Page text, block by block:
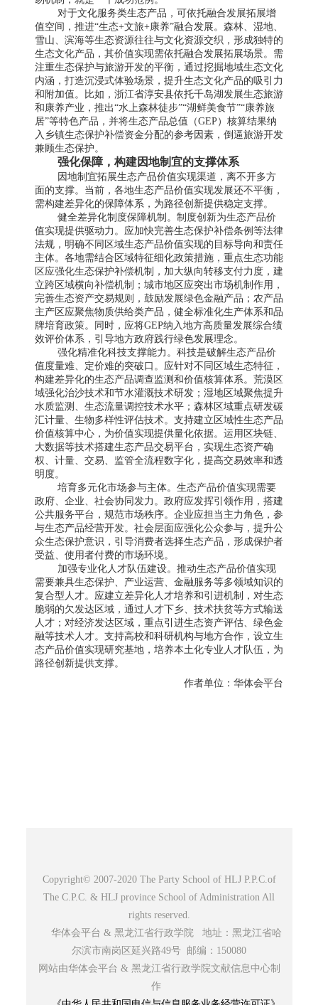
对于文化服务类生态产品，可依托融合发展拓展增
值空间，推进“生态+文旅+康养”融合发展。森林、湿地、
雪山、滨海等生态资源往往与文化资源交织，形成独特的
生态文化产品，其价值实现需依托融合发展拓展场景。需
注重生态保护与旅游开发的平衡，通过挖掘地域生态文化
内涵，打造沉浸式体验场景，提升生态文化产品的吸引力
和附加值。比如，浙江省淳安县依托千岛湖发展生态旅游
和康养产业，推出“水上森林徒步”“湖鲜美食节”“康养旅
居”等特色产品，并将生态产品总值（GEP）核算结果纳
入乡镇生态保护补偿资金分配的参考因素，倒逼旅游开发
兼顾生态保护。
强化保障，构建因地制宜的支撑体系
因地制宜拓展生态产品价值实现渠道，离不开多方
面的支撑。当前，各地生态产品价值实现发展还不平衡，
需构建差异化的保障体系，为路径创新提供稳定支撑。
健全差异化制度保障机制。制度创新为生态产品价
值实现提供驱动力。应加快完善生态保护补偿条例等法律
法规，明确不同区域生态产品价值实现的目标导向和责任
主体。各地需结合区域特征细化政策措施，重点生态功能
区应强化生态保护补偿机制，加大纵向转移支付力度，建
立跨区域横向补偿机制；城市地区应突出市场机制作用，
完善生态资产交易规则，鼓励发展绿色金融产品；农产品
主产区应聚焦物质供给类产品，健全标准化生产体系和品
牌培育政策。同时，应将GEP纳入地方高质量发展综合绩
效评价体系，引导地方政府践行绿色发展理念。
强化精准化科技支撑能力。科技是破解生态产品价
值度量难、定价难的突破口。应针对不同区域生态特征，
构建差异化的生态产品调查监测和价值核算体系。荒漠区
域强化治沙技术和节水灌溉技术研发；湿地区域聚焦提升
水质监测、生态流量调控技术水平；森林区域重点研发碳
汇计量、生物多样性评估技术。支持建立区域性生态产品
价值核算中心，为价值实现提供量化依据。运用区块链、
大数据等技术搭建生态产品交易平台，实现生态资产确
权、计量、交易、监管全流程数字化，提高交易效率和透
明度。
培育多元化市场参与主体。生态产品价值实现需要
政府、企业、社会协同发力。政府应发挥引领作用，搭建
公共服务平台，规范市场秩序。企业应担当主力角色，参
与生态产品经营开发。社会层面应强化公众参与，提升公
众生态保护意识，引导消费者选择生态产品，形成保护者
受益、使用者付费的市场环境。
加强专业化人才队伍建设。推动生态产品价值实现
需要兼具生态保护、产业运营、金融服务等多领域知识的
复合型人才。应建立差异化人才培养和引进机制，对生态
脆弱的欠发达区域，通过人才下乡、技术扶贫等方式输送
人才；对经济发达区域，重点引进生态资产评估、绿色金
融等技术人才。支持高校和科研机构与地方合作，设立生
态产品价值实现研究基地，培养本土化专业人才队伍，为
路径创新提供支撑。
作者单位：华体会平台
Copyright© 2007-2020 The Party School of HLJ P.P.C.of
The C.P.C. & HLJ province School of Administration All
rights reserved.
华体会平台 & 黑龙江省行政学院 地址：黑龙江省哈
尔滨市南岗区延兴路49号 邮编：150080
网站由华体会平台 & 黑龙江省行政学院文献信息中心制
作